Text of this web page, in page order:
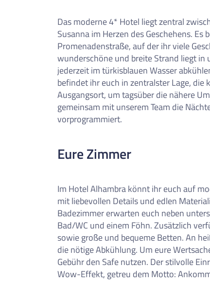
Das moderne 4* Hotel liegt zentral
Susanna im Herzen des Geschehens.
Promenadenstraße, auf der ihr viele
wunderschöne und breite Strand liegt in
jederzeit im türkisblauen Wasser
befindet ihr euch in zentralster Lage, die
Ausgangsort, um tagsüber die nähere
gemeinsam mit unserem Team die
vorprogrammiert.
Eure Zimmer
Im Hotel Alhambra könnt ihr euch auf
mit liebevollen Details und edlen
Badezimmer erwarten euch neben
Bad/WC und einem Föhn. Zusätzlich
sowie große und bequeme Betten. An
die nötige Abkühlung. Um eure
Gebühr den Safe nutzen. Der stilvolle
Wow-Effekt, getreu dem Motto: